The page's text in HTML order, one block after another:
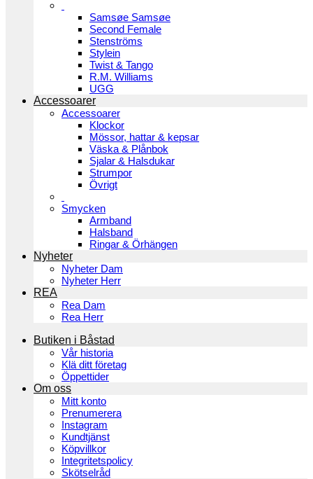
Samsøe Samsøe
Second Female
Stenströms
Stylein
Twist & Tango
R.M. Williams
UGG
Accessoarer
Accessoarer
Klockor
Mössor, hattar & kepsar
Väska & Plånbok
Sjalar & Halsdukar
Strumpor
Övrigt
Smycken
Armband
Halsband
Ringar & Örhängen
Nyheter
Nyheter Dam
Nyheter Herr
REA
Rea Dam
Rea Herr
Butiken i Båstad
Vår historia
Klä ditt företag
Öppettider
Om oss
Mitt konto
Prenumerera
Instagram
Kundtjänst
Köpvillkor
Integritetspolicy
Skötselråd